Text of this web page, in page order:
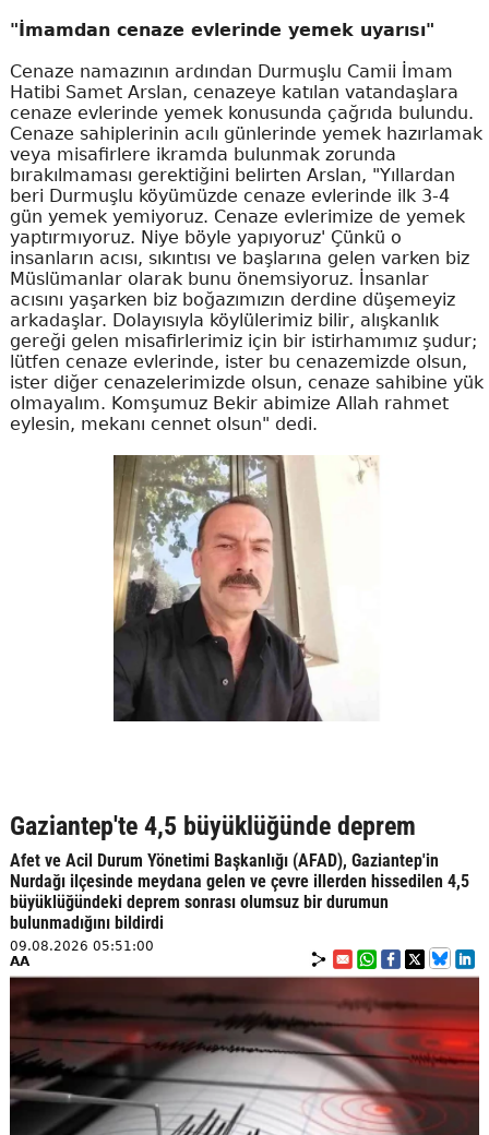
"İmamdan cenaze evlerinde yemek uyarısı"
Cenaze namazının ardından Durmuşlu Camii İmam
Hatibi Samet Arslan, cenazeye katılan vatandaşlara
cenaze evlerinde yemek konusunda çağrıda bulundu.
Cenaze sahiplerinin acılı günlerinde yemek hazırlamak
veya misafirlere ikramda bulunmak zorunda
bırakılmaması gerektiğini belirten Arslan, "Yıllardan
beri Durmuşlu köyümüzde cenaze evlerinde ilk 3-4
gün yemek yemiyoruz. Cenaze evlerimize de yemek
yaptırmıyoruz. Niye böyle yapıyoruz' Çünkü o
insanların acısı, sıkıntısı ve başlarına gelen varken biz
Müslümanlar olarak bunu önemsiyoruz. İnsanlar
acısını yaşarken biz boğazımızın derdine düşemeyiz
arkadaşlar. Dolayısıyla köylülerimiz bilir, alışkanlık
gereği gelen misafirlerimiz için bir istirhamımız şudur;
lütfen cenaze evlerinde, ister bu cenazemizde olsun,
ister diğer cenazelerimizde olsun, cenaze sahibine yük
olmayalım. Komşumuz Bekir abimize Allah rahmet
eylesin, mekanı cennet olsun" dedi.
Gaziantep'te 4,5 büyüklüğünde deprem
Afet ve Acil Durum Yönetimi Başkanlığı (AFAD), Gaziantep'in
Nurdağı ilçesinde meydana gelen ve çevre illerden hissedilen 4,5
büyüklüğündeki deprem sonrası olumsuz bir durumun
bulunmadığını bildirdi
09.08.2026 05:51:00
AA